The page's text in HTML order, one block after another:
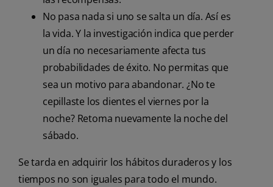
No pasa nada si uno se salta un día. Así es
la vida. Y la investigación indica que perder
un día no necesariamente afecta tus
probabilidades de éxito. No permitas que
sea un motivo para abandonar. ¿No te
cepillaste los dientes el viernes por la
noche? Retoma nuevamente la noche del
sábado.
Se tarda en adquirir los hábitos duraderos y los
tiempos no son iguales para todo el mundo.